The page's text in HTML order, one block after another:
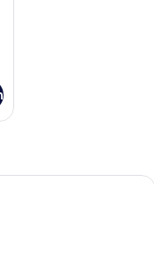
& Spa Hotel